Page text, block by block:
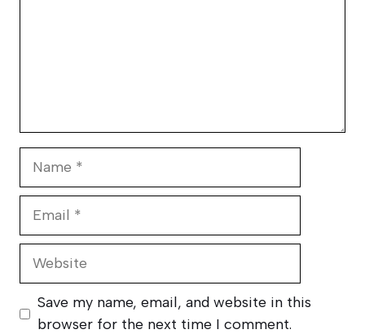
Website
Save my name, email, and website in this
browser for the next time I comment.